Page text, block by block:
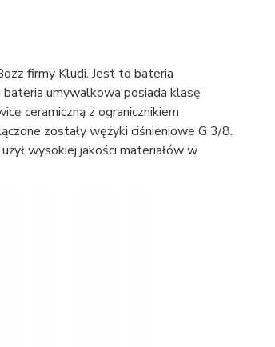
firmy Kludi. Jest to bateria
umywalkowa posiada klasę
ceramiczną z ogranicznikiem
zostały wężyki ciśnieniowe G 3/8.
wysokiej jakości materiałów w